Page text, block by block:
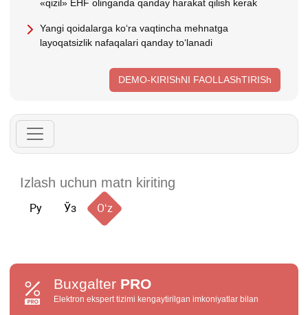
«qizil» EHF olinganda qanday harakat qilish kerak
Yangi qoidalarga koʻra vaqtincha mehnatga
layoqatsizlik nafaqalari qanday toʻlanadi
DEMO-KIRIShNI FAOLLAShTIRISh
Ру Ўз Oʻz
Buxgalter PRO
Elektron ekspert tizimi kengaytirilgan imkoniyatlar bilan